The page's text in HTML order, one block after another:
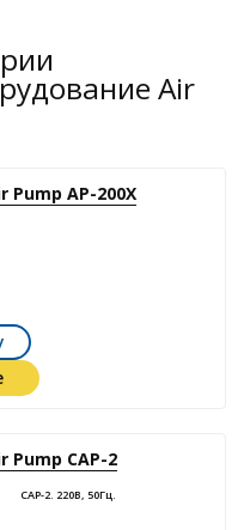
Air
Pump АР-200X
Pump САР-2
CAP-2. 220В, 50Гц.